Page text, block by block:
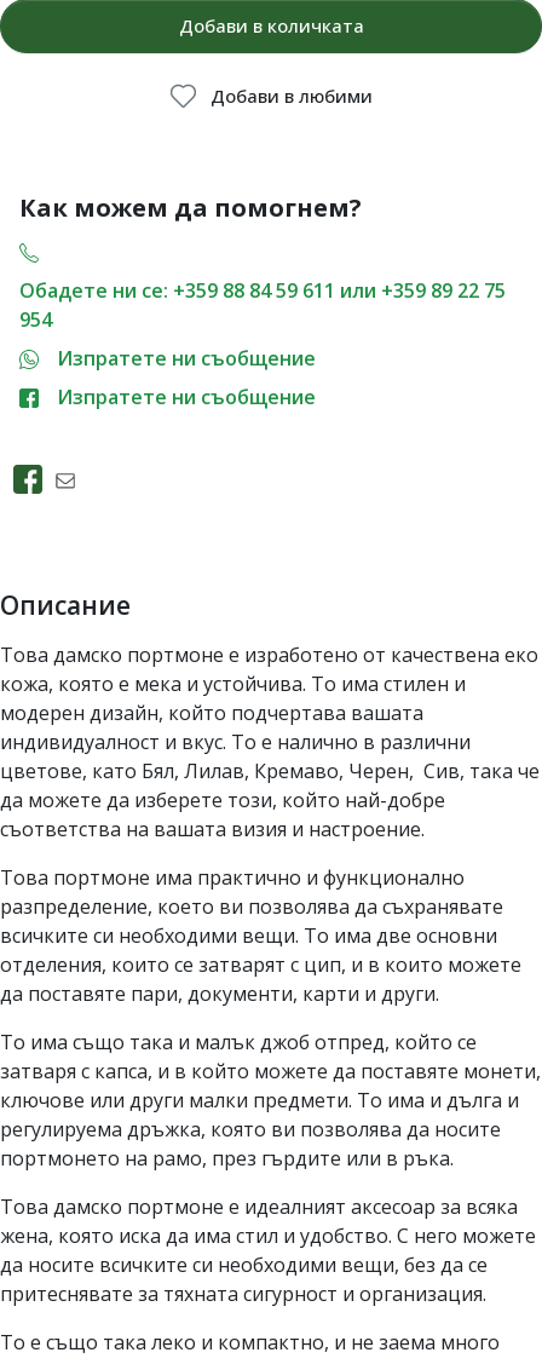
Добави в количката
Добави в любими
Как можем да помогнем?
Обадете ни се: +359 88 84 59 611 или +359 89 22 75
954
Изпратете ни съобщение
Изпратете ни съобщение
Описание
Това дамско портмоне е изработено от качествена еко
кожа, която е мека и устойчива. То има стилен и
модерен дизайн, който подчертава вашата
индивидуалност и вкус. То е налично в различни
цветове, като Бял, Лилав, Кремаво, Черен, Сив, така че
да можете да изберете този, който най-добре
съответства на вашата визия и настроение.
Това портмоне има практично и функционално
разпределение, което ви позволява да съхранявате
всичките си необходими вещи. То има две основни
отделения, които се затварят с цип, и в които можете
да поставяте пари, документи, карти и други.
То има също така и малък джоб отпред, който се
затваря с капса, и в който можете да поставяте монети,
ключове или други малки предмети. То има и дълга и
регулируема дръжка, която ви позволява да носите
портмонето на рамо, през гърдите или в ръка.
Това дамско портмоне е идеалният аксесоар за всяка
жена, която иска да има стил и удобство. С него можете
да носите всичките си необходими вещи, без да се
притеснявате за тяхната сигурност и организация.
То е също така леко и компактно, и не заема много